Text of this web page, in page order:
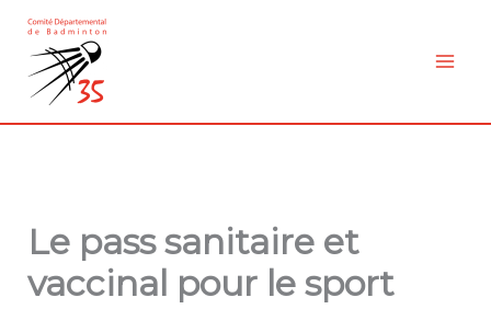
contenu
Le pass sanitaire et
vaccinal pour le sport